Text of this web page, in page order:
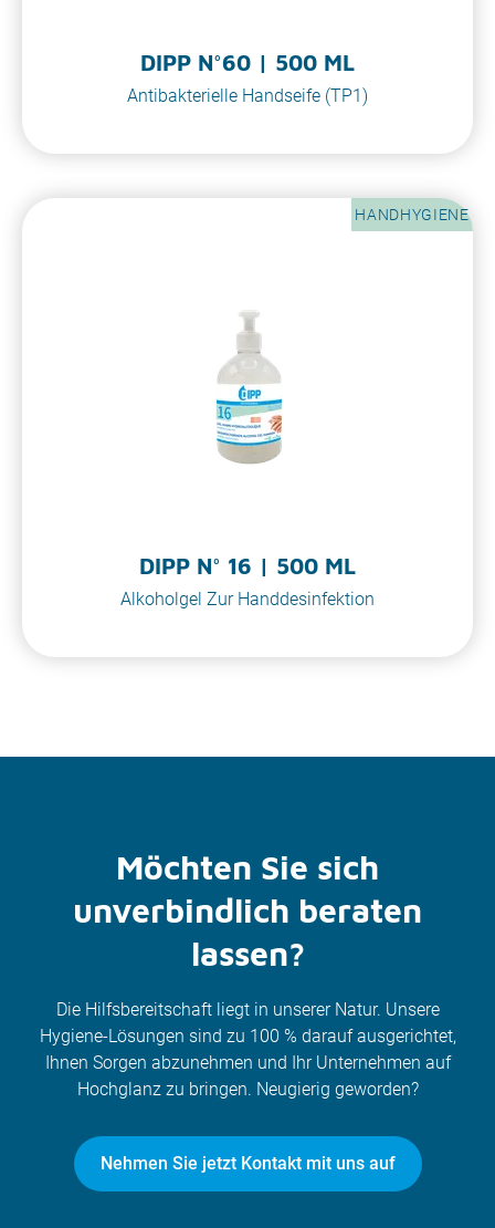
DIPP N°60 | 500 ML
Antibakterielle Handseife (TP1)
HANDHYGIENE
DIPP N° 16 | 500 ML
Alkoholgel Zur Handdesinfektion
Möchten Sie sich
unverbindlich beraten
lassen?
Die Hilfsbereitschaft liegt in unserer Natur. Unsere
Hygiene-Lösungen sind zu 100 % darauf ausgerichtet,
Ihnen Sorgen abzunehmen und Ihr Unternehmen auf
Hochglanz zu bringen. Neugierig geworden?
Nehmen Sie jetzt Kontakt mit uns auf